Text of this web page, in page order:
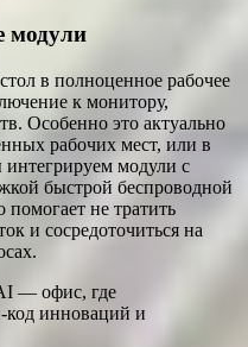
модули
в полноценное рабочее
к монитору,
Особенно это актуально
рабочих мест, или в
модули с
быстрой беспроводной
не тратить
и сосредоточиться на
— офис, где
код инноваций и